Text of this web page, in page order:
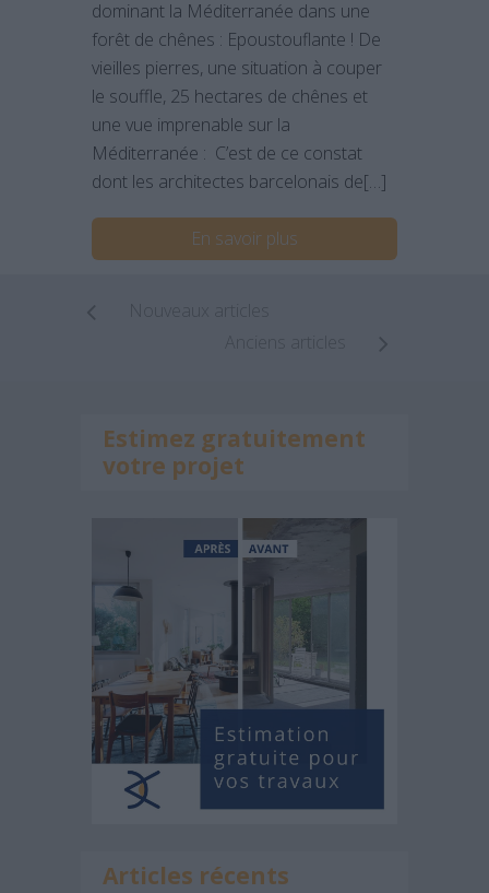
dominant la Méditerranée dans une
forêt de chênes : Epoustouflante ! De
vieilles pierres, une situation à couper
le souffle, 25 hectares de chênes et
une vue imprenable sur la
Méditerranée : C’est de ce constat
dont les architectes barcelonais de[…]
En savoir plus
Estimez gratuitement
votre projet
Articles récents